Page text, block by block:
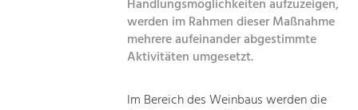
Social Affairs, Education
Equality, Youth and Integration.
Mobility & Energy
Handlungsmöglichkeiten aufzuzeigen,
werden im Rahmen dieser Maßnahme
mehrere aufeinander abgestimmte
Aktivitäten umgesetzt.
Im Bereich des Weinbaus werden die